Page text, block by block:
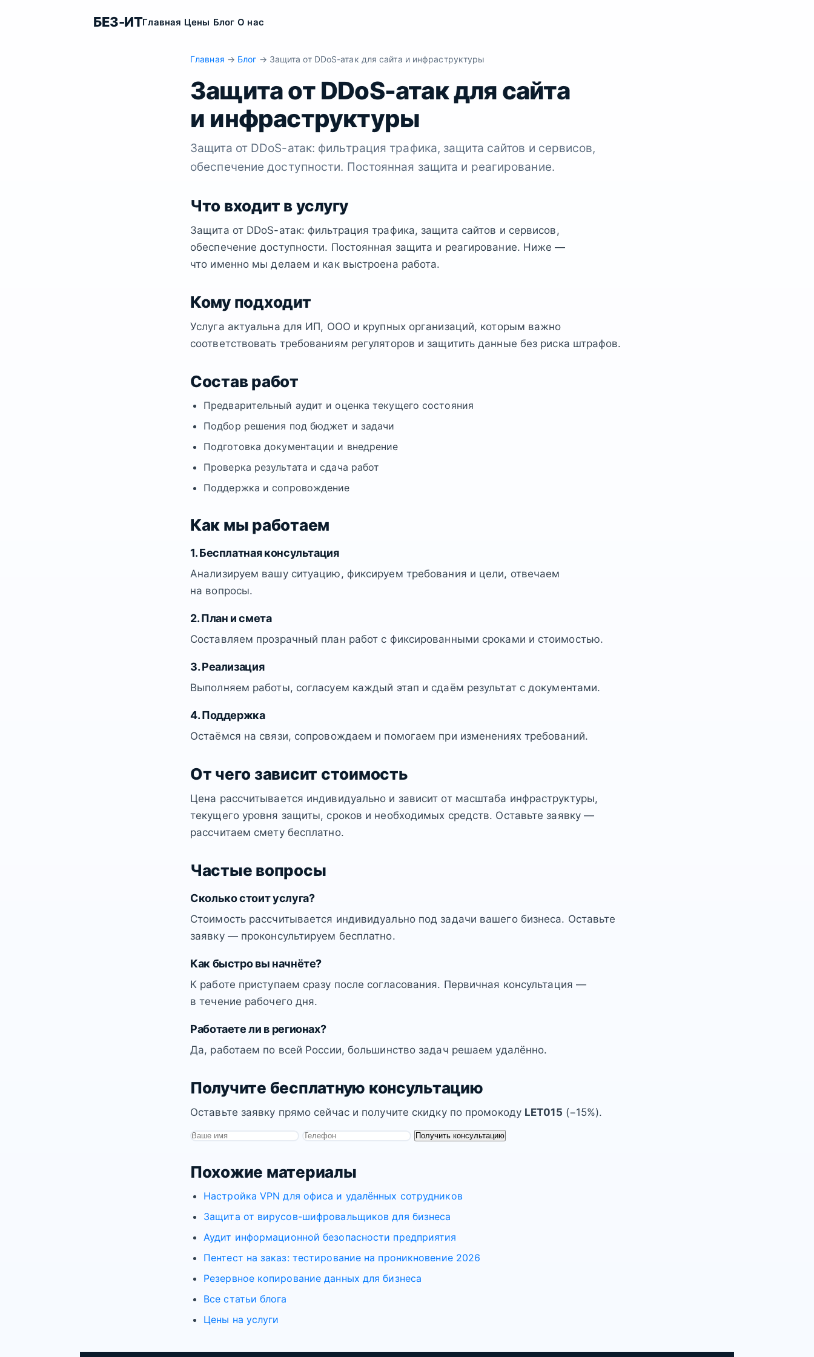
БЕЗ-ИТГлавная Цены Блог О нас
Главная → Блог → Защита от DDoS-атак для сайта и инфраструктуры
Защита от DDoS-атак для сайта
и инфраструктуры
Защита от DDoS-атак: фильтрация трафика, защита сайтов и сервисов,
обеспечение доступности. Постоянная защита и реагирование.
Что входит в услугу
Защита от DDoS-атак: фильтрация трафика, защита сайтов и сервисов,
обеспечение доступности. Постоянная защита и реагирование. Ниже —
что именно мы делаем и как выстроена работа.
Кому подходит
Услуга актуальна для ИП, ООО и крупных организаций, которым важно
соответствовать требованиям регуляторов и защитить данные без риска штрафов.
Состав работ
Предварительный аудит и оценка текущего состояния
Подбор решения под бюджет и задачи
Подготовка документации и внедрение
Проверка результата и сдача работ
Поддержка и сопровождение
Как мы работаем
1. Бесплатная консультация
Анализируем вашу ситуацию, фиксируем требования и цели, отвечаем
на вопросы.
2. План и смета
Составляем прозрачный план работ с фиксированными сроками и стоимостью.
3. Реализация
Выполняем работы, согласуем каждый этап и сдаём результат с документами.
4. Поддержка
Остаёмся на связи, сопровождаем и помогаем при изменениях требований.
От чего зависит стоимость
Цена рассчитывается индивидуально и зависит от масштаба инфраструктуры,
текущего уровня защиты, сроков и необходимых средств. Оставьте заявку —
рассчитаем смету бесплатно.
Частые вопросы
Сколько стоит услуга?
Стоимость рассчитывается индивидуально под задачи вашего бизнеса. Оставьте
заявку — проконсультируем бесплатно.
Как быстро вы начнёте?
К работе приступаем сразу после согласования. Первичная консультация —
в течение рабочего дня.
Работаете ли в регионах?
Да, работаем по всей России, большинство задач решаем удалённо.
Получите бесплатную консультацию
Оставьте заявку прямо сейчас и получите скидку по промокоду LET015 (−15%).
Получить консультацию
Похожие материалы
Настройка VPN для офиса и удалённых сотрудников
Защита от вирусов-шифровальщиков для бизнеса
Аудит информационной безопасности предприятия
Пентест на заказ: тестирование на проникновение 2026
Резервное копирование данных для бизнеса
Все статьи блога
Цены на услуги